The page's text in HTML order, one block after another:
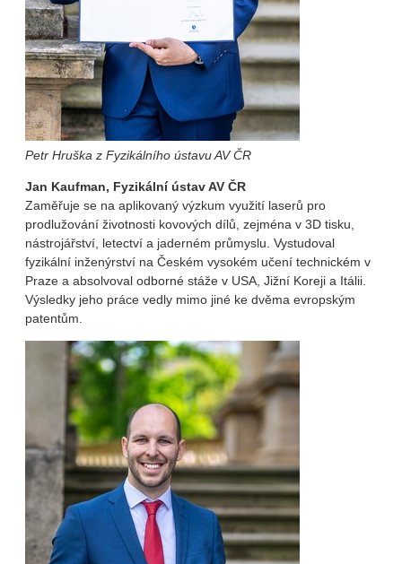
Petr Hruška z Fyzikálního ústavu AV ČR
Jan Kaufman, Fyzikální ústav AV ČR
Zaměřuje se na aplikovaný výzkum využití laserů pro
prodlužování životnosti kovových dílů, zejména v 3D tisku,
nástrojářství, letectví a jaderném průmyslu. Vystudoval
fyzikální inženýrství na Českém vysokém učení technickém v
Praze a absolvoval odborné stáže v USA, Jižní Koreji a Itálii.
Výsledky jeho práce vedly mimo jiné ke dvěma evropským
patentům.